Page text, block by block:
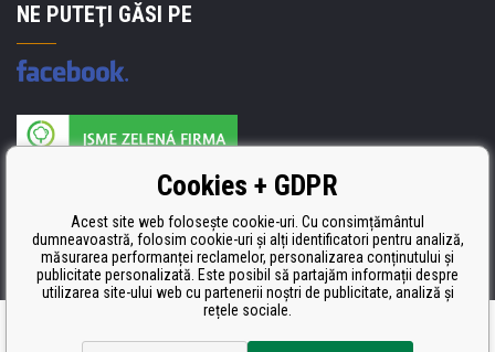
NE PUTEŢI GĂSI PE
Producătorul umpluturii de rezervă este certificat
ISO 9001, ISO 14001 şi STMC.
Ecommerce solutionsBINARGON.cz
Cookies + GDPR
Acest site web folosește cookie-uri. Cu consimțământul
dumneavoastră, folosim cookie-uri și alți identificatori pentru analiză,
măsurarea performanței reclamelor, personalizarea conținutului și
publicitate personalizată. Este posibil să partajăm informații despre
utilizarea site-ului web cu partenerii noștri de publicitate, analiză și
rețele sociale.